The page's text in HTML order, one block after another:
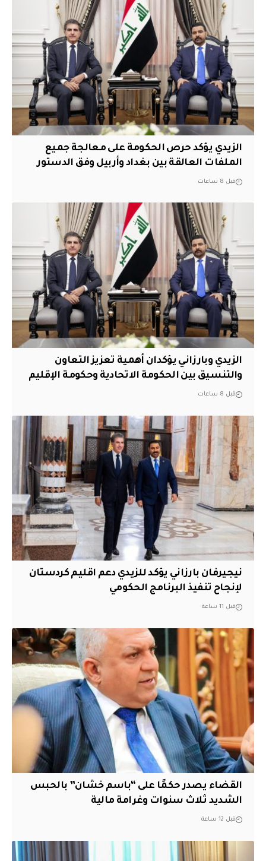
الزيدي يؤكد حرص الحكومة على معالجة جميع
الملفات العالقة بين بغداد وأربيل وفق الدستور
قبل 8 ساعات
الزيدي وبارزاني يؤكدان أهمية تعزيز التعاون
والتنسيق بين الحكومة الاتحادية وحكومة الإقليم
قبل 8 ساعات
نيجيرفان بارزاني يؤكد للزيدي دعم اقليم ‏كردستان
لإنجاح تنفيذ البرنامج الحكومي
قبل 11 ساعة
القضاء يصدر حكمًا على “باسم خشان” بالحبس
الشديد ثلاث سنوات وغرامة مالية
قبل 12 ساعة